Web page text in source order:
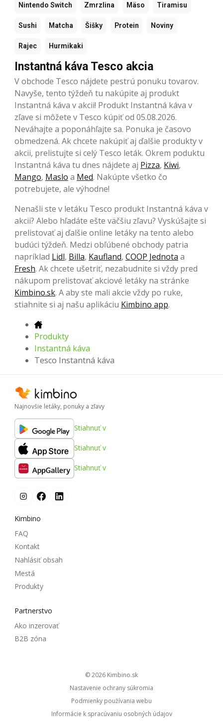
Nintendo Switch Zmrzlina Mäso Tiramisu
Sushi Matcha Šišky Protein Noviny
Rajec Hurmikaki
Instantná káva Tesco akcia
V obchode Tesco nájdete pestrú ponuku tovarov.
Navyše, tento týždeň tu nakúpite aj produkt
Instantná káva v akcii! Produkt Instantná káva v
zľave si môžete v Tesco kúpiť od 05.08.2026.
Neváhajte a poponáhľajte sa. Ponuka je časovo
obmedzená. Ak chcete nakúpiť aj ďalšie produkty v
akcii, prelistujte si celý Tesco leták. Okrem poduktu
Instantná káva tu dnes nájdete aj Pizza, Kiwi,
Mango, Maslo a Med. Nakúpte všetko čo
potrebujete, ale výhodne!
Nenašli ste v letáku Tesco produkt Instantná káva v
akcii? Alebo hľadáte ešte väčšiu zľavu? Vyskúšajte si
prelistovať aj ďalšie online letáky na tento alebo
budúci týždeň. Medzi obľúbené obchody patria
napríklad Lidl, Billa, Kaufland, COOP Jednota a
Fresh. Ak chcete ušetriť, nezabudnite si vždy pred
nákupom prelistovať akciové letáky na stránke
Kimbino.sk. A aby ste mali akcie vždy po ruke,
stiahnite si aj našu aplikáciu Kimbino app.
Produkty
Instantná káva
Tesco Instantná káva
Najnovšie letáky, ponuky a zľavy
Stiahnuť v
Stiahnuť v
Stiahnuť v
Kimbino
FAQ
Kontakt
Nahlásiť obsah
Mestá
Produkty
Partnerstvo
Ako inzerovať
B2B zóna
© 2026
kimbino.sk
Nastavenie ochrany súkromia
Podmienky používania webu
Informácie k spracúvaniu osobných údajov